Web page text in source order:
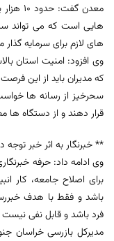
معدن
هایی است که می تواند
های لازم برای سرمایه
وی افزود: امنیت استان
که مدیران باید از این
سحرخیز از رسانه ها
قرار دهند و از دستگاه ها
** خبرنگار به اثر خبر توجه
وی ادامه داد: حرفه
برای اصلاح جامعه، کار
باشد و فقط با هدف
فرد باشد و قابل نفی
مدیرکل بازرسی خراسان